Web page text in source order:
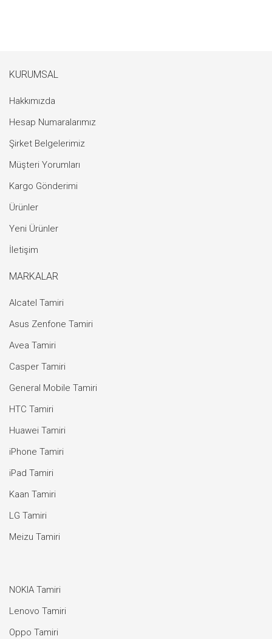
KURUMSAL
Hakkımızda
Hesap Numaralarımız
Şirket Belgelerimiz
Müşteri Yorumları
Kargo Gönderimi
Ürünler
Yeni Ürünler
İletişim
MARKALAR
Alcatel Tamiri
Asus Zenfone Tamiri
Avea Tamiri
Casper Tamiri
General Mobile Tamiri
HTC Tamiri
Huawei Tamiri
iPhone Tamiri
iPad Tamiri
Kaan Tamiri
LG Tamiri
Meizu Tamiri
NOKIA Tamiri
Lenovo Tamiri
Oppo Tamiri